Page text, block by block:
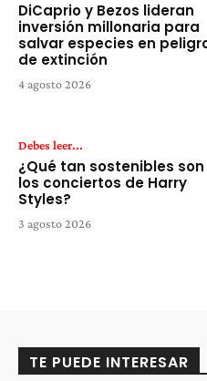
DiCaprio y Bezos lideran
inversión millonaria para
salvar especies en
de extinción
4 agosto 2026
Debes leer...
¿Qué tan sostenibles son
los conciertos de Harry
Styles?
3 agosto 2026
TE PUEDE INTERESAR